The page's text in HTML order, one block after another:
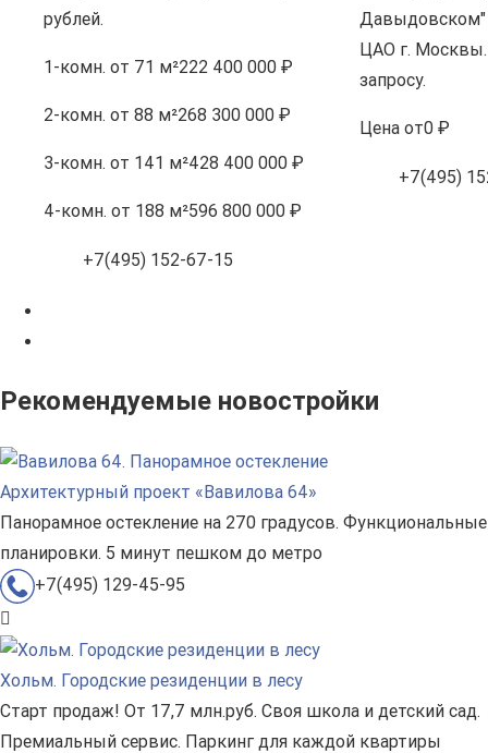
рублей.
1-комн. от 71 м²222 400 000 ₽
2-комн. от 88 м²268 300 000 ₽
3-комн. от 141 м²428 400 000 ₽
4-комн. от 188 м²596 800 000 ₽
+7(495) 152-67-15
ЦАО г. Москвы.
запросу.
Цена от0 ₽
+7(495)
Рекомендуемые новостройки
Архитектурный проект «Вавилова 64»
Панорамное остекление на 270 градусов. Функциональные
планировки. 5 минут пешком до метро
+7(495) 129-45-95
Хольм. Городские резиденции в лесу
Старт продаж! От 17,7 млн.руб. Своя школа и детский сад.
Премиальный сервис. Паркинг для каждой квартиры